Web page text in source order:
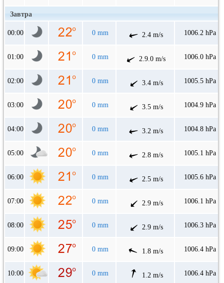
Завтра
00:00 0 mm 2.4 m/s 1006.2 hPa
01:00 0 mm 2.9.0 m/s 1006.0 hPa
02:00 0 mm 3.4 m/s 1005.5 hPa
03:00 0 mm 3.5 m/s 1004.9 hPa
04:00 0 mm 3.2 m/s 1004.8 hPa
05:00 0 mm 2.8 m/s 1005.1 hPa
06:00 0 mm 2.5 m/s 1005.6 hPa
07:00 0 mm 2.9 m/s 1006.1 hPa
08:00 0 mm 2.9 m/s 1006.3 hPa
09:00 0 mm 1.8 m/s 1006.4 hPa
10:00 0 mm 1.2 m/s 1006.4 hPa